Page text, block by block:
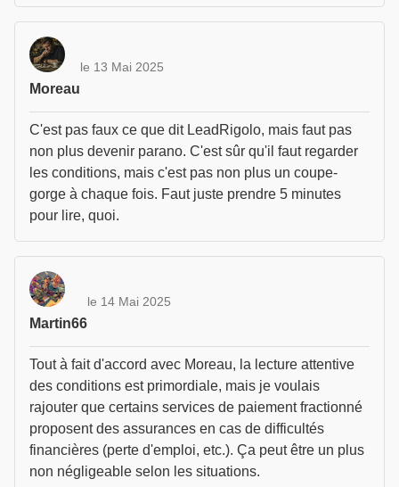
Moreau
le 13 Mai 2025
C'est pas faux ce que dit LeadRigolo, mais faut pas
non plus devenir parano. C'est sûr qu'il faut regarder
les conditions, mais c'est pas non plus un coupe-
gorge à chaque fois. Faut juste prendre 5 minutes
pour lire, quoi.
Martin66
le 14 Mai 2025
Tout à fait d'accord avec Moreau, la lecture attentive
des conditions est primordiale, mais je voulais
rajouter que certains services de paiement fractionné
proposent des assurances en cas de difficultés
financières (perte d'emploi, etc.). Ça peut être un plus
non négligeable selon les situations.